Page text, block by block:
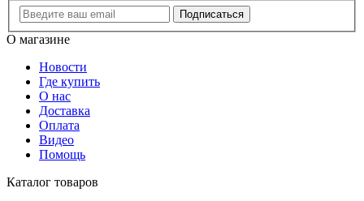
Подписаться
О магазине
Новости
Где купить
О нас
Доставка
Оплата
Видео
Помощь
Каталог товаров